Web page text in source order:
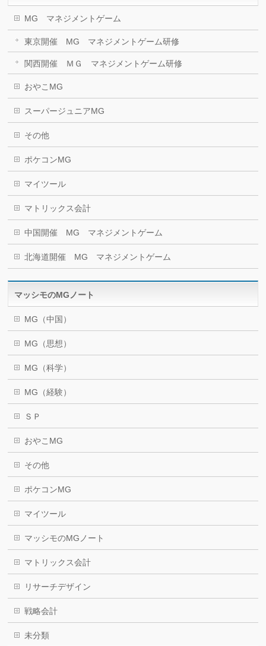
MG マネジメントゲーム
東京開催 MG マネジメントゲーム研修
関西開催 ＭＧ マネジメントゲーム研修
おやこMG
スーパージュニアMG
その他
ポケコンMG
マイツール
マトリックス会計
中国開催 MG マネジメントゲーム
北海道開催 MG マネジメントゲーム
マッシモのMGノート
MG（中国）
MG（思想）
MG（科学）
MG（経験）
ＳＰ
おやこMG
その他
ポケコンMG
マイツール
マッシモのMGノート
マトリックス会計
リサーチデザイン
戦略会計
未分類